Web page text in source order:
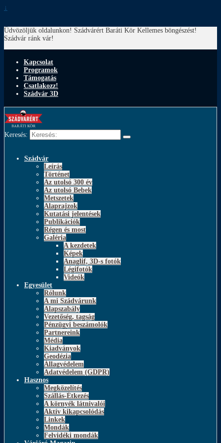
↓
Üdvözöljük oldalunkon! Szádvárért Baráti Kör Kellemes böngészést!
Szádvár ránk vár!
Kapcsolat
Programok
Támogatás
Csatlakozz!
Szádvár 3D
Keresés:
Szádvár
Leírás
Történet
Az utolsó 300 év
Az utolsó Bebek
Metszetek
Alaprajzok
Kutatási jelentések
Publikációk
Régen és most
Galéria
A kezdetek
Képek
Anaglif, 3D-s fotók
Légifotók
Videók
Egyesület
Rólunk
A mi Szádvárunk
Alapszabály
Vezetőség, tagság
Pénzügyi beszámolók
Partnereink
Média
Kiadványok
Geodézia
Állagvédelem
Adatvédelem (GDPR)
Hasznos
Megközelítés
Szállás-Étkezés
A környék látnivalói
Aktív kikapcsolódás
Linkek
Mondák
Felvidéki mondák